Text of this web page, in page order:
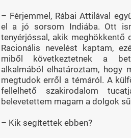
– Férjemmel, Rábai Attilával
el a jó sorsom Indiába. Ott
tenyérjóssal, akik meghökkentő
Racionális nevelést kaptam,
miből következtetnek a
alkalmából elhatároztam, hogy
megtudok erről a témáról. A
fellelhető szakirodalom
belevetettem magam a dolgok
– Kik segítettek ebben?